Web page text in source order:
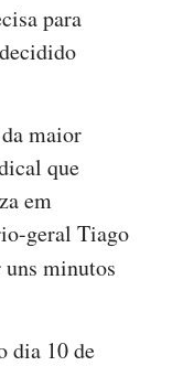
para
maior
que
em
geral Tiago
minutos
dia 10 de